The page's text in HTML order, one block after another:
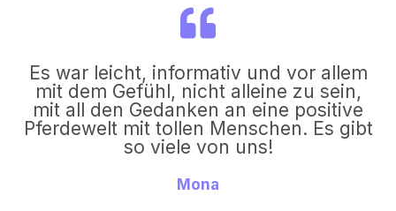
Es war leicht, informativ und vor allem
mit dem Gefühl, nicht alleine zu sein,
mit all den Gedanken an eine positive
Pferdewelt mit tollen Menschen. Es gibt
so viele von uns!
Mona